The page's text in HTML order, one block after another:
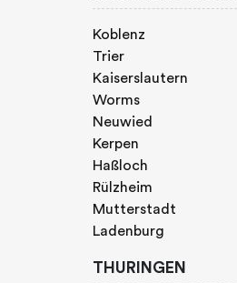
Koblenz
Trier
Kaiserslautern
Worms
Neuwied
Kerpen
Haßloch
Rülzheim
Mutterstadt
Ladenburg
THURINGEN